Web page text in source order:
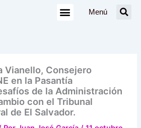
Menú
Vianello, Consejero
en la Pasantía
de la Administración
con el Tribunal
de El Salvador.